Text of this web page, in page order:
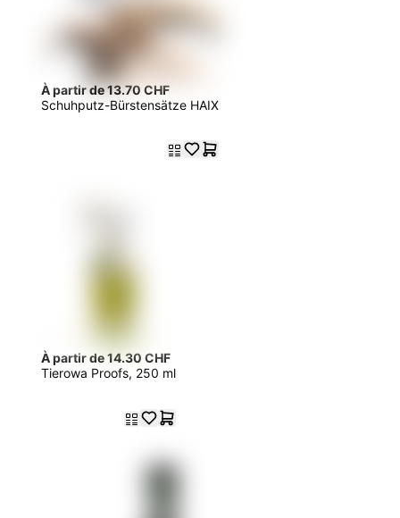
À partir de 13.70 CHF
Schuhputz-Bürstensätze HAIX
À partir de 14.30 CHF
Tierowa Proofs, 250 ml